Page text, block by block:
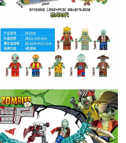
с обязательным
заказа в нашем магазине
150₽
и розыгрышах в нашей
группе
призы!
акций и бонусов...